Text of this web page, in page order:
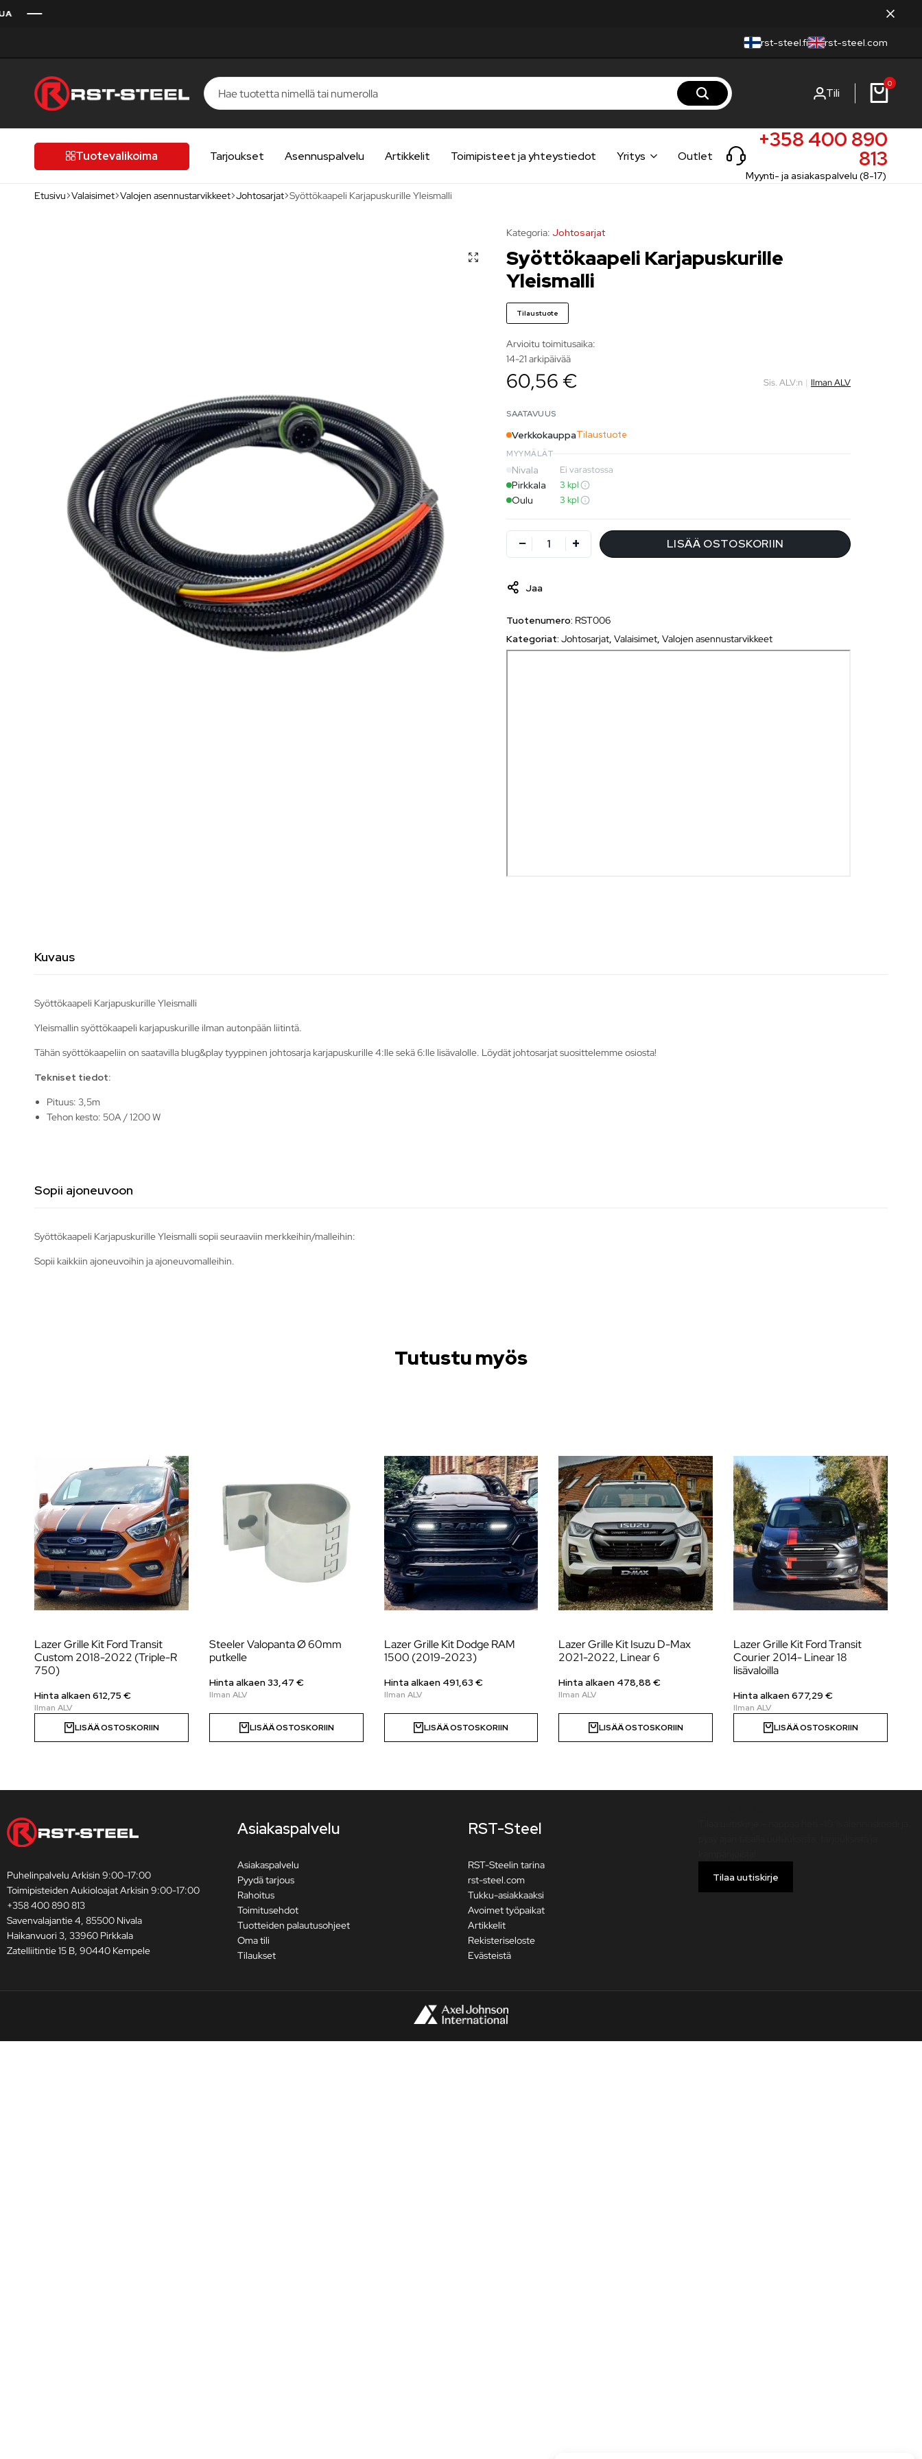
rst-steel.fi rst-steel.com
laatutietoiselle
autoilijalle
Tili
0
Tuotevalikoima Tarjoukset Asennuspalvelu Artikkelit Toimipisteet ja yhteystiedot Yritys Outlet
+358 400 890
813
Myynti- ja asiakaspalvelu (8-17)
Etusivu Valaisimet Valojen asennustarvikkeet Johtosarjat Syöttökaapeli Karjapuskurille Yleismalli
Kategoria: Johtosarjat
Syöttökaapeli Karjapuskurille
Yleismalli
Tilaustuote
Arvioitu toimitusaika:
14-21 arkipäivää
60,56 € Sis. ALV:n | Ilman ALV
SAATAVUUS
VerkkokauppaTilaustuote
MYYMÄLÄT
Nivala Ei varastossa
Pirkkala 3 kpl
Oulu 3 kpl
LISÄÄ OSTOSKORIIN
Jaa
Tuotenumero: RST006
Kategoriat:Johtosarjat ,Valaisimet ,Valojen asennustarvikkeet
Kuvaus
Syöttökaapeli Karjapuskurille Yleismalli
Yleismallin syöttökaapeli karjapuskurille ilman autonpään liitintä.
Tähän syöttökaapeliin on saatavilla blug&play tyyppinen johtosarja karjapuskurille 4:lle sekä 6:lle lisävalolle. Löydät johtosarjat suosittelemme osiosta!
Tekniset tiedot:
Pituus: 3,5m
Tehon kesto: 50A / 1200 W
Sopii ajoneuvoon
Syöttökaapeli Karjapuskurille Yleismalli sopii seuraaviin merkkeihin/malleihin:
Sopii kaikkiin ajoneuvoihin ja ajoneuvomalleihin.
Tutustu myös
Lazer Grille Kit Ford Transit
Custom 2018-2022 (Triple-R
750)
Hinta alkaen612,75 €
LISÄÄ OSTOSKORIIN
Steeler Valopanta Ø 60mm
putkelle
Hinta alkaen 33,47 €
LISÄÄ OSTOSKORIIN
Lazer Grille Kit Dodge RAM
1500 (2019-2023)
Hinta alkaen 491,63 €
LISÄÄ OSTOSKORIIN
Lazer Grille Kit Isuzu D-Max
2021-2022, Linear 6
Hinta alkaen 478,88€
LISÄÄ OSTOSKORIIN
Lazer Grille Kit Ford Transit
Courier 2014- Linear 18
lisävaloilla
Hinta alkaen 677,29 €
LISÄÄ OSTOSKORIIN
Puhelinpalvelu Arkisin 9:00-17:00
Toimipisteiden Aukioloajat Arkisin 9:00-17:00
+358 400 890 813
Savenvalajantie 4, 85500 Nivala
Haikanvuori 3, 33960 Pirkkala
Zatelliitintie 15 B, 90440 Kempele
Asiakaspalvelu
Asiakaspalvelu
Pyydä tarjous
Rahoitus
Toimitusehdot
Tuotteiden palautusohjeet
Oma tili
Tilaukset
RST-Steel
RST-Steelin tarina
rst-steel.com
Tukku-asiakkaaksi
Avoimet työpaikat
Artikkelit
Rekisteriseloste
Evästeistä
Tilaa uutiskirje